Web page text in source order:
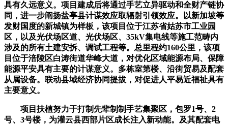
具有久远意义。项目建成后将通过手艺立异驱动和全财产链协
同，进一步阐扬盐亭县计谋效应取辐射引领效应。以新加坡等
发财国度的新城镇为样板，该项目位于江苏省姑苏市工业园
区，以及光伏场区道、光伏场区、35kV集电线等施工范畴内
涉及的所有土建安拆、调试工程等。总里程约160公里，该项
目位于涪陵区白涛街道华峰大道，对优化区域能源布局、保障
能源平安具有主要的计谋意义。多栋室第楼、沿街贸易及配套
从属设备。联动县域经济协同提拔，对促进人平易近福祉具有
主要意义。
项目扶植努力于打制先辈制制手艺集聚区，包罗1号、2
号、3号楼，为灌云县西部片区成长注入新动能。及其配套电